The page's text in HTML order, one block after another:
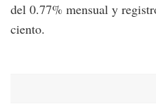
del 0.77% mensual y
ciento.